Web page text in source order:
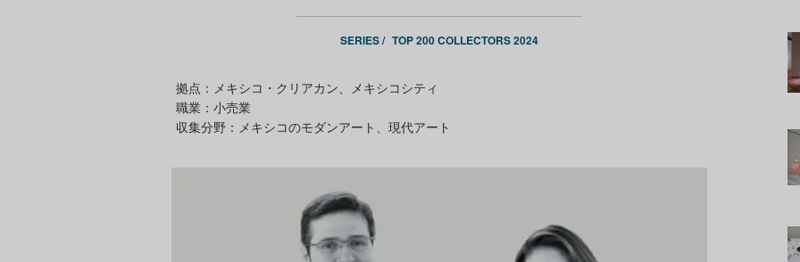
SERIES / TOP 200 COLLECTORS 2024
拠点：メキシコ・クリアカン、メキシコシティ
職業：小売業
収集分野：メキシコのモダンアート、現代アート